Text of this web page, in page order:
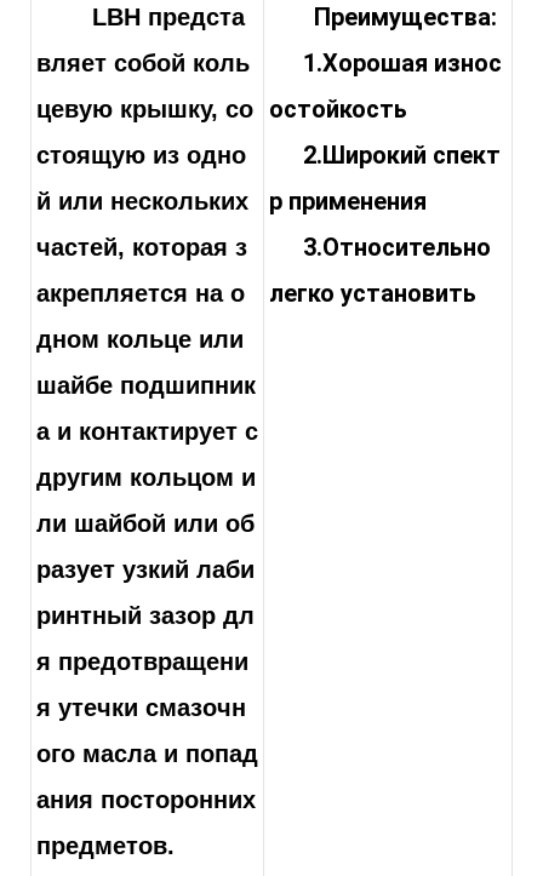
LBH предста
вляет собой коль
цевую крышку, со
стоящую из одно
й или нескольких
частей, которая з
акрепляется на о
дном кольце или
шайбе подшипник
а и контактирует с
другим кольцом и
ли шайбой или об
разует узкий лаби
ринтный зазор дл
я предотвращени
я утечки смазочн
ого масла и попад
ания посторонних
предметов.
Преимущества:
1.Хорошая износ
остойкость
2.Широкий спект
р применения
3.Относительно
легко установить